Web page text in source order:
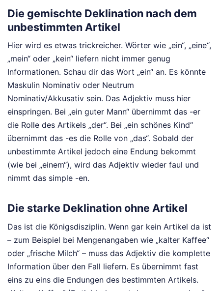
Die gemischte Deklination nach dem
unbestimmten Artikel
Hier wird es etwas trickreicher. Wörter wie „ein“, „eine“,
„mein“ oder „kein“ liefern nicht immer genug
Informationen. Schau dir das Wort „ein“ an. Es könnte
Maskulin Nominativ oder Neutrum
Nominativ/Akkusativ sein. Das Adjektiv muss hier
einspringen. Bei „ein guter Mann“ übernimmt das -er
die Rolle des Artikels „der“. Bei „ein schönes Kind“
übernimmt das -es die Rolle von „das“. Sobald der
unbestimmte Artikel jedoch eine Endung bekommt
(wie bei „einem“), wird das Adjektiv wieder faul und
nimmt das simple -en.
Die starke Deklination ohne Artikel
Das ist die Königsdisziplin. Wenn gar kein Artikel da ist
– zum Beispiel bei Mengenangaben wie „kalter Kaffee“
oder „frische Milch“ – muss das Adjektiv die komplette
Information über den Fall liefern. Es übernimmt fast
eins zu eins die Endungen des bestimmten Artikels.